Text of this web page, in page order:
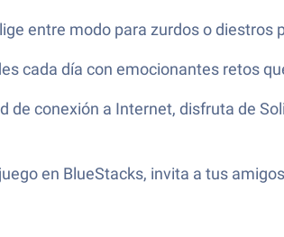
entre modo para zurdos o diestros
cada día con emocionantes retos
de conexión a Internet, disfruta de
en BlueStacks, invita a tus